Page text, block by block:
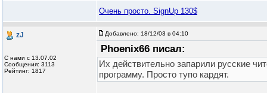
Очень просто. SignUp 130$
zJ
С нами с 13.07.02
Сообщения: 3113
Рейтинг: 1817
Добавлено: 18/12/03 в 04:10
Phoenix66 писал:
Их действительно запарили русские
программу. Просто тупо кардят.